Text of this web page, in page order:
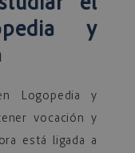
y
Logopedia y
vocación y
está ligada a